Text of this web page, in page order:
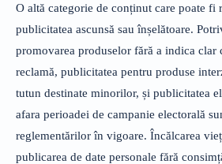
O altă categorie de conținut care poate fi
publicitatea ascunsă sau înșelătoare.
promovarea produselor fără a indica clar
reclamă, publicitatea pentru produse
tutun destinate minorilor, și publicitatea
afara perioadei de campanie electorală
reglementărilor în vigoare. Încălcarea
publicarea de date personale fără